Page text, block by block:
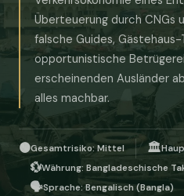
Überteuerung durch CNGs
falsche Guides,
opportunistische
erscheinenden Ausländer
alles machbar.
🟠Gesamtrisiko: Mittel 🏛️
💱Währung: Bangladeschische
🗣️Sprache: Bengalisch (Bangla)